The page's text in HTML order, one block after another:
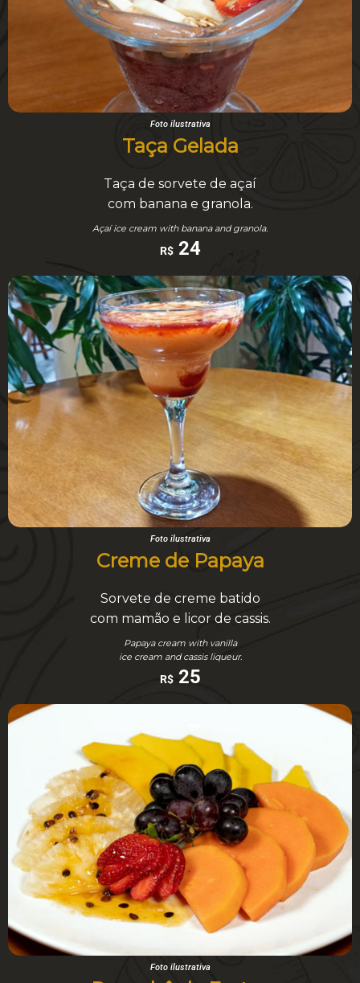
Foto ilustrativa
Taça Gelada
Taça de sorvete de açaí
com banana e granola.
Açaí ice cream with banana and granola.
R$24
Foto ilustrativa
Creme de Papaya
Sorvete de creme batido
com mamão e licor de cassis.
Papaya cream with vanilla
ice cream and cassis liqueur.
R$25
Foto ilustrativa